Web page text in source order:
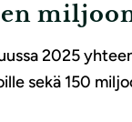
2025
sekä 150